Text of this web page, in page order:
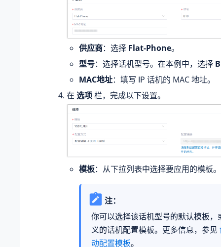
供应商：选择 Flat-Phone。
型号：选择话机型号。在本例中，选择
MAC地址：填写 IP 话机的 MAC 地址。
在 选项栏，完成以下设置。
模板：从下拉列表中选择要应用的模板。
注：
你可以选择该话机型号的默认模板，
义的话机配置模板。更多信息，参见
动配置模板。